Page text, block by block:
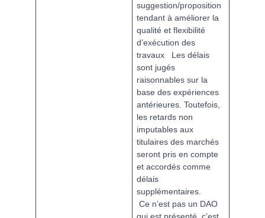
suggestion/proposition
tendant à améliorer la
qualité et flexibilité
d’exécution des
travaux Les délais
sont jugés
raisonnables sur la
base des expériences
antérieures. Toutefois,
les retards non
imputables aux
titulaires des marchés
seront pris en compte
et accordés comme
délais
supplémentaires.
Ce n’est pas un DAO